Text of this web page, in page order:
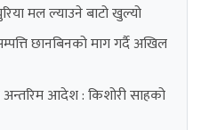
मल ल्याउने बाटो खुल्यो
छानबिनको माग गर्दै अखिल
अन्तरिम आदेश : किशोरी साहको